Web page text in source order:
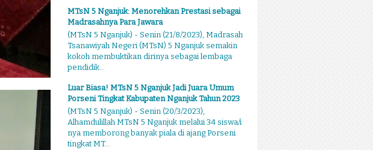
MTsN 5 Nganjuk: Menorehkan Prestasi sebagai
Madrasahnya Para Jawara
(MTsN 5 Nganjuk) - Senin (21/8/2023), Madrasah
Tsanawiyah Negeri (MTsN) 5 Nganjuk semakin
kokoh membuktikan dirinya sebagai lembaga
pendidik...
Luar Biasa! MTsN 5 Nganjuk Jadi Juara Umum
Porseni Tingkat Kabupaten Nganjuk Tahun 2023
(MTsN 5 Nganjuk) - Senin (20/3/2023),
Alhamdulillah MTsN 5 Nganjuk melalui 34 siswa/i
nya memborong banyak piala di ajang Porseni
tingkat MT...